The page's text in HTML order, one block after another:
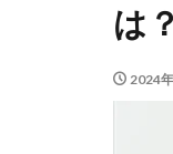
は
2024